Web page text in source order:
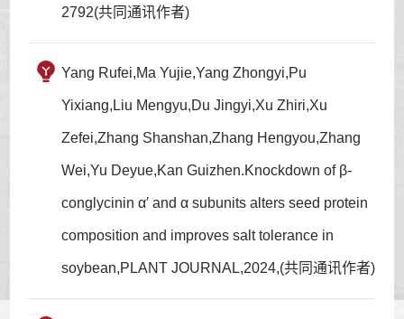
2792(共同通讯作者)
Yang Rufei,Ma Yujie,Yang Zhongyi,Pu
Yixiang,Liu Mengyu,Du Jingyi,Xu Zhiri,Xu
Zefei,Zhang Shanshan,Zhang Hengyou,Zhang
Wei,Yu Deyue,Kan Guizhen.Knockdown of β-
conglycinin α′ and α subunits alters seed protein
composition and improves salt tolerance in
soybean,PLANT JOURNAL,2024,(共同通讯作者)